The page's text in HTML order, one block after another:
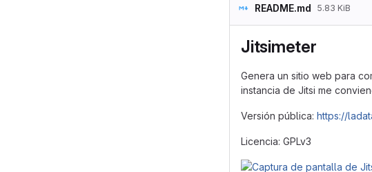
README.md 5.83 KiB
Jitsimeter
Genera un sitio web para
instancia de Jitsi me
Versión pública: https://
Licencia: GPLv3